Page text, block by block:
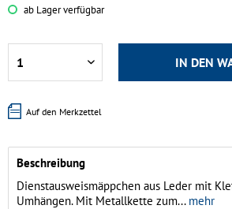
ab Lager verfügbar
IN DEN
Auf den Merkzettel
Beschreibung
Dienstausweismäppchen aus Leder mit
Umhängen. Mit Metallkette zum...mehr